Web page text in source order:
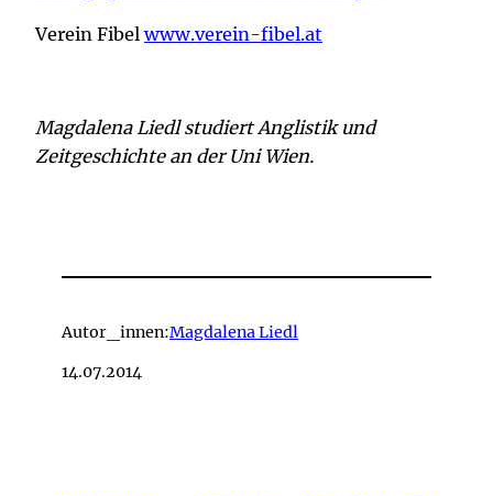
Verein Fibelwww.verein-fibel.at
Magdalena Liedl studiert Anglistik und
Zeitgeschichte an der Uni Wien.
Autor_innen:Magdalena Liedl
14.07.2014